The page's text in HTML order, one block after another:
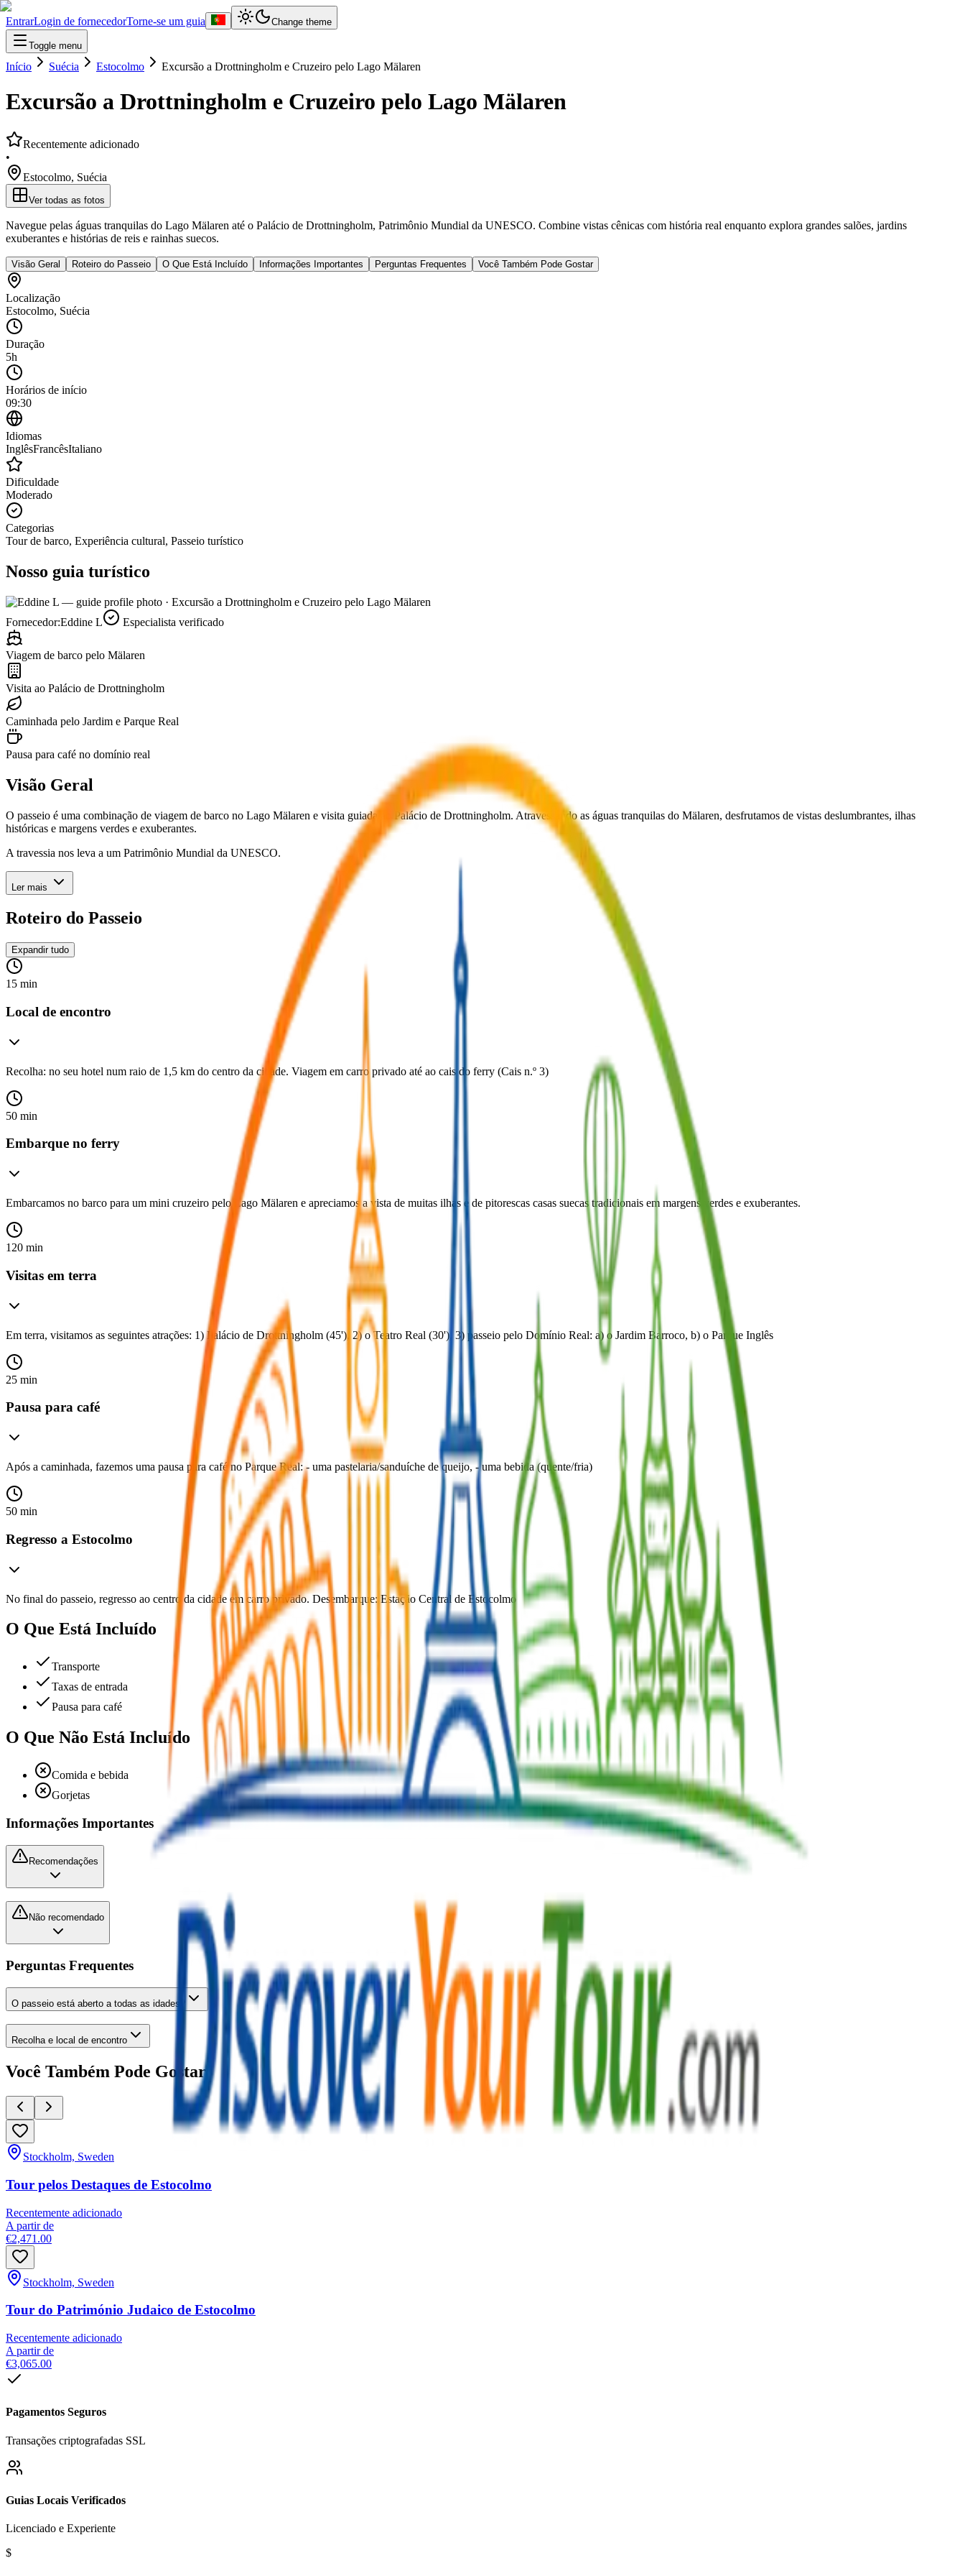
EntrarLogin de fornecedorTorne-se um guia Change theme
Toggle menu
Início Suécia Estocolmo Excursão a Drottningholm e Cruzeiro pelo Lago Mälaren
Excursão a Drottningholm e Cruzeiro pelo Lago Mälaren
Recentemente adicionado
•
Estocolmo, Suécia
Ver todas as fotos
Navegue pelas águas tranquilas do Lago Mälaren até o Palácio de Drottningholm, Patrimônio Mundial da UNESCO. Combine vistas cênicas com história real enquanto explora grandes salões, jardins
exuberantes e histórias de reis e rainhas suecos.
Visão Geral Roteiro do Passeio O Que Está Incluído Informações Importantes Perguntas Frequentes Você Também Pode Gostar
Localização
Estocolmo, Suécia
Duração
5h
Horários de início
09:30
Idiomas
InglêsFrancêsItaliano
Dificuldade
Moderado
Categorias
Tour de barco, Experiência cultural, Passeio turístico
Nosso guia turístico
Fornecedor:Eddine L Especialista verificado
Viagem de barco pelo Mälaren
Visita ao Palácio de Drottningholm
Caminhada pelo Jardim e Parque Real
Pausa para café no domínio real
Visão Geral
O passeio é uma combinação de viagem de barco no Lago Mälaren e visita guiada ao Palácio de Drottningholm. Atravessando as águas tranquilas do Mälaren, desfrutamos de vistas deslumbrantes, ilhas
históricas e margens verdes e exuberantes.
A travessia nos leva a um Patrimônio Mundial da UNESCO.
Ler mais
Roteiro do Passeio
Expandir tudo
15 min
Local de encontro
Recolha: no seu hotel num raio de 1,5 km do centro da cidade. Viagem em carro privado até ao cais do ferry (Cais n.º 3)
50 min
Embarque no ferry
Embarcamos no barco para um mini cruzeiro pelo Lago Mälaren e apreciamos a vista de muitas ilhas e de pitorescas casas suecas tradicionais em margens verdes e exuberantes.
120 min
Visitas em terra
Em terra, visitamos as seguintes atrações: 1) Palácio de Drottningholm (45'), 2) o Teatro Real (30'), 3) passeio pelo Domínio Real: a) o Jardim Barroco, b) o Parque Inglês
25 min
Pausa para café
Após a caminhada, fazemos uma pausa para café no Parque Real: - uma pastelaria/sanduíche de queijo, - uma bebida (quente/fria)
50 min
Regresso a Estocolmo
No final do passeio, regresso ao centro da cidade em carro privado. Desembarque: Estação Central de Estocolmo
O Que Está Incluído
Transporte
Taxas de entrada
Pausa para café
O Que Não Está Incluído
Comida e bebida
Gorjetas
Informações Importantes
Recomendações
Não recomendado
Perguntas Frequentes
O passeio está aberto a todas as idades?
Recolha e local de encontro
Você Também Pode Gostar
Stockholm, Sweden
Tour pelos Destaques de Estocolmo
Recentemente adicionado
A partir de
€2,471.00
Stockholm, Sweden
Tour do Património Judaico de Estocolmo
Recentemente adicionado
A partir de
€3,065.00
Pagamentos Seguros
Transações criptografadas SSL
Guias Locais Verificados
Licenciado e Experiente
$